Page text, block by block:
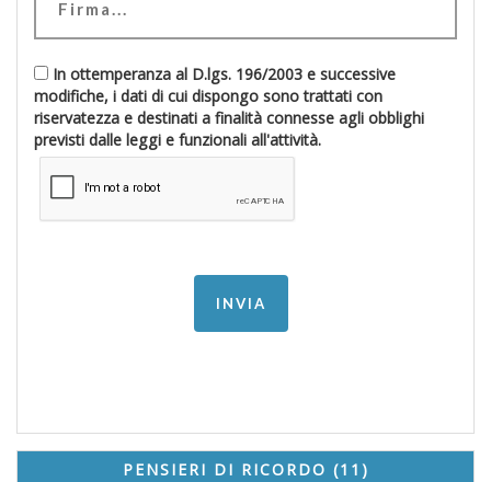
In ottemperanza al D.lgs. 196/2003 e successive
modifiche, i dati di cui dispongo sono trattati con
riservatezza e destinati a finalità connesse agli obblighi
previsti dalle leggi e funzionali all'attività.
PENSIERI DI RICORDO (11)